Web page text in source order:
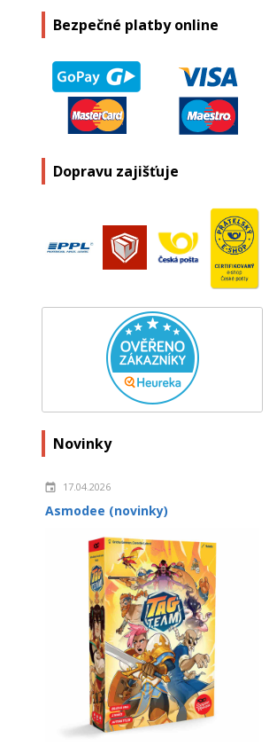
Bezpečné platby online
Dopravu zajišťuje
Novinky
17.04.2026
Asmodee (novinky)